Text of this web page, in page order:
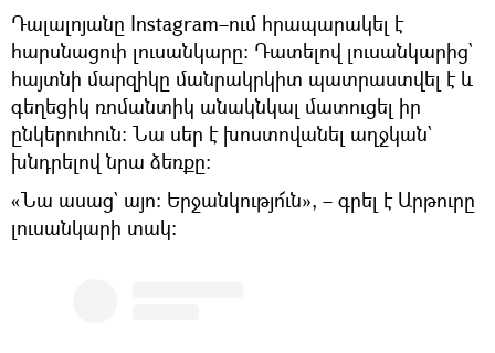
Դալալոյանը Instagram–ում հրապարակել է
հարսնացուի լուսանկարը։ Դատելով լուսանկարից`
հայտնի մարզիկը մանրակրկիտ պատրաստվել է և
գեղեցիկ ռոմանտիկ անակնկալ մատուցել իր
ընկերուհուն։ Նա սեր է խոստովանել աղջկան`
խնդրելով նրա ձեռքը։
«Նա ասաց` այո։ Երջանկությո՜ւն», – գրել է Արթուրը
լուսանկարի տակ։